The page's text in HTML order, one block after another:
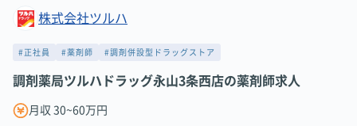
株式会社ツルハ
#正社員 #薬剤師 #調剤併設型ドラッグストア
調剤薬局ツルハドラッグ永山3条西店の薬剤師求人
月収 30~60万円